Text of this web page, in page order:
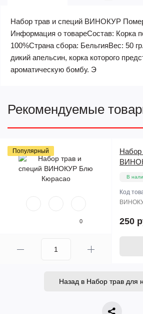
Набор трав и специй ВИНОКУР
Информация о товареСостав: Корка
100%Страна сбора: БельгияВес: 50
дикий апельсин, корка которого
ароматическую бомбу. Э
Рекомендуемые
Популярный
0
Набор
В
Код
250
Назад в Набор трав для